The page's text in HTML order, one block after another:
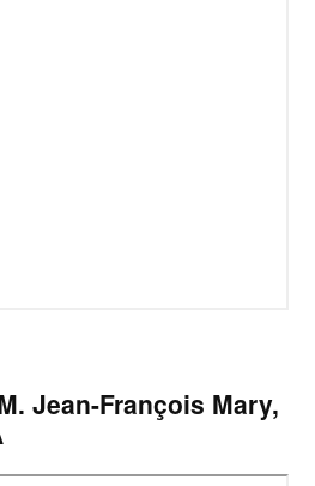
Jean-François Mary,